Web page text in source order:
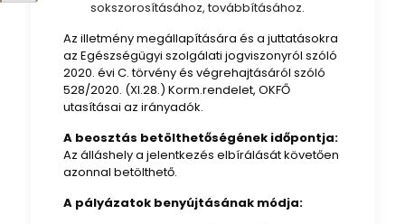
sokszorosításához, továbbításához.
Az illetmény megállapítására és a juttatásokra
az Egészségügyi szolgálati jogviszonyról szóló
2020. évi C. törvény és végrehajtásáról szóló
528/2020. (XI.28.) Korm.rendelet, OKFŐ
utasításai az irányadók.
A beosztás betölthetőségének időpontja:
Az álláshely a jelentkezés elbírálását követően
azonnal betölthető.
A pályázatok benyújtásának módja: